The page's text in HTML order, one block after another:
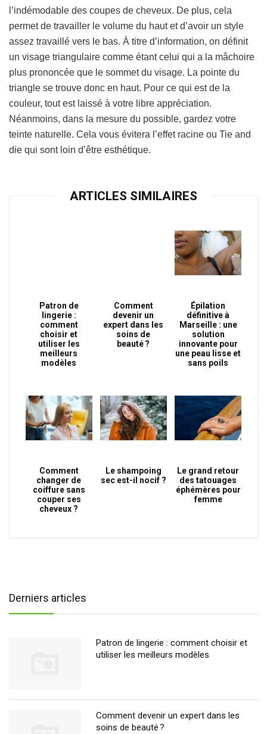
l’indémodable des coupes de cheveux. De plus, cela
permet de travailler le volume du haut et d’avoir un style
assez travaillé vers le bas. À titre d’information, on définit
un visage triangulaire comme étant celui qui a la mâchoire
plus prononcée que le sommet du visage. La pointe du
triangle se trouve donc en haut. Pour ce qui est de la
couleur, tout est laissé à votre libre appréciation.
Néanmoins, dans la mesure du possible, gardez votre
teinte naturelle. Cela vous évitera l’effet racine ou Tie and
die qui sont loin d’être esthétique.
ARTICLES SIMILAIRES
Patron de
lingerie :
comment
choisir et
utiliser les
meilleurs
modèles
Comment
devenir un
expert dans les
soins de
beauté ?
Épilation
définitive à
Marseille : une
solution
innovante pour
une peau lisse et
sans poils
Comment
changer de
coiffure sans
couper ses
cheveux ?
Le shampoing
sec est-il nocif ?
Le grand retour
des tatouages
éphémères pour
femme
Derniers articles
Patron de lingerie : comment choisir et
utiliser les meilleurs modèles
Comment devenir un expert dans les
soins de beauté ?